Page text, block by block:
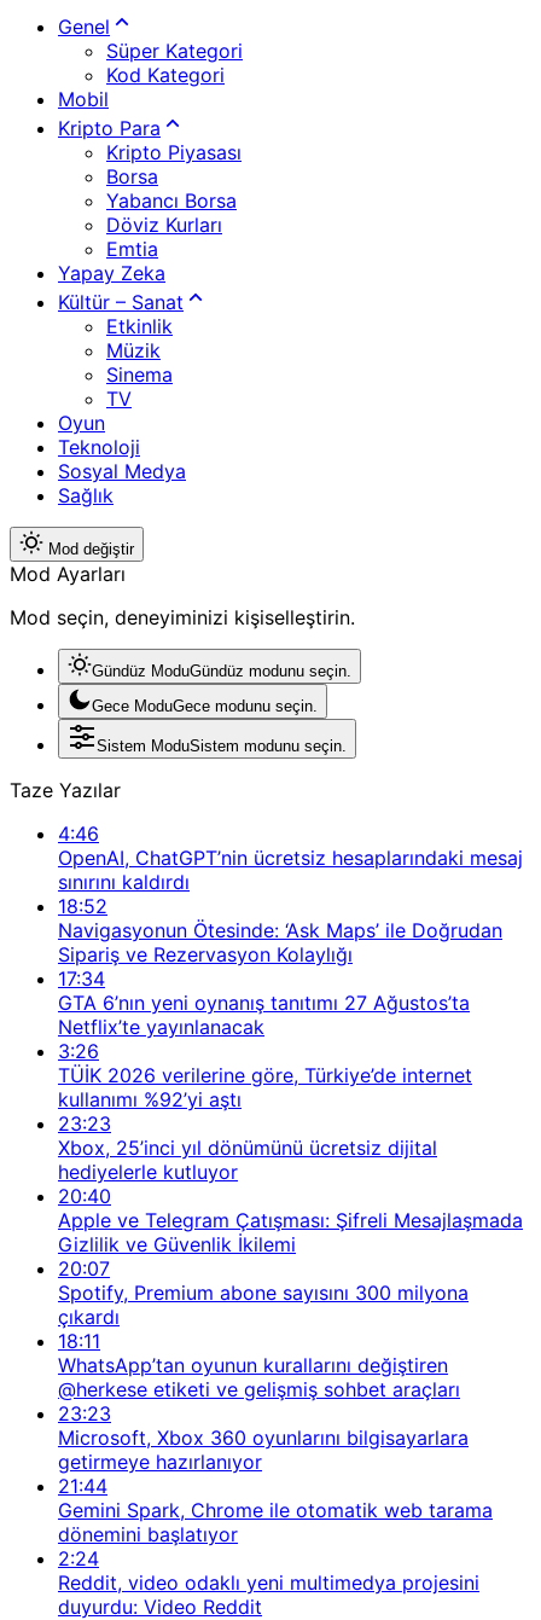
Genel
Süper Kategori
Kod Kategori
Mobil
Kripto Para
Kripto Piyasası
Borsa
Yabancı Borsa
Döviz Kurları
Emtia
Yapay Zeka
Kültür – Sanat
Etkinlik
Müzik
Sinema
TV
Oyun
Teknoloji
Sosyal Medya
Sağlık
Mod değiştir
Mod Ayarları
Mod seçin, deneyiminizi kişiselleştirin.
Gündüz ModuGündüz modunu seçin.
Gece ModuGece modunu seçin.
Sistem ModuSistem modunu seçin.
Taze Yazılar
4:46
OpenAI, ChatGPT’nin ücretsiz hesaplarındaki mesaj
sınırını kaldırdı
18:52
Navigasyonun Ötesinde: ‘Ask Maps’ ile Doğrudan
Sipariş ve Rezervasyon Kolaylığı
17:34
GTA 6’nın yeni oynanış tanıtımı 27 Ağustos’ta
Netflix’te yayınlanacak
3:26
TÜİK 2026 verilerine göre, Türkiye’de internet
kullanımı %92’yi aştı
23:23
Xbox, 25’inci yıl dönümünü ücretsiz dijital
hediyelerle kutluyor
20:40
Apple ve Telegram Çatışması: Şifreli Mesajlaşmada
Gizlilik ve Güvenlik İkilemi
20:07
Spotify, Premium abone sayısını 300 milyona
çıkardı
18:11
WhatsApp’tan oyunun kurallarını değiştiren
@herkese etiketi ve gelişmiş sohbet araçları
23:23
Microsoft, Xbox 360 oyunlarını bilgisayarlara
getirmeye hazırlanıyor
21:44
Gemini Spark, Chrome ile otomatik web tarama
dönemini başlatıyor
2:24
Reddit, video odaklı yeni multimedya projesini
duyurdu: Video Reddit